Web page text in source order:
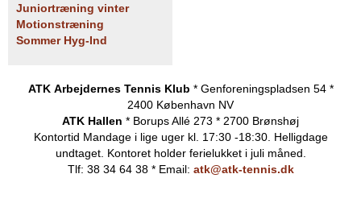
Juniortræning vinter
Motionstræning
Sommer Hyg-Ind
ATK Arbejdernes Tennis Klub * Genforeningspladsen 54 *
2400 København NV
ATK Hallen * Borups Allé 273 * 2700 Brønshøj
Kontortid Mandage i lige uger kl. 17:30 -18:30. Helligdage
undtaget. Kontoret holder ferielukket i juli måned.
Tlf: 38 34 64 38 * Email: atk@atk-tennis.dk